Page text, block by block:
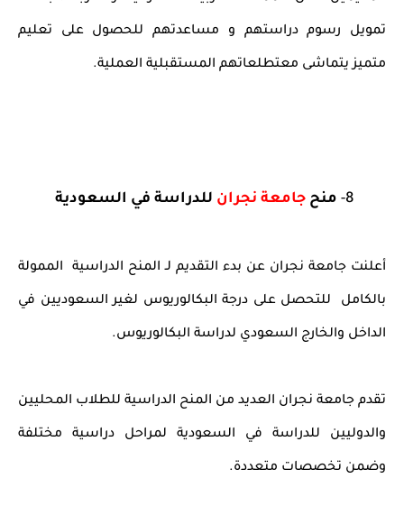
تمويل رسوم دراستهم و مساعدتهم للحصول على تعليم
متميز يتماشى معتطلعاتهم المستقبلية العملية.
8- منحجامعة نجران للدراسة في السعودية
أعلنت جامعة نجران عن بدء التقديم لـ المنح الدراسية الممولة
بالكامل للتحصل على درجة البكالوريوس لغير السعوديين ​في
الداخل والخارج السعودي لدراسة البكالوريوس.
تقدم جامعة نجران العديد من المنح الدراسية للطلاب المحليين
والدوليين للدراسة في السعودية لمراحل دراسية مختلفة
وضمن تخصصات متعددة.